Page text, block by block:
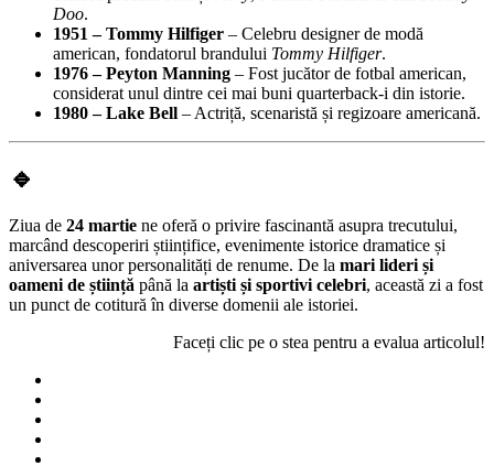
Doo.
1951 – Tommy Hilfiger – Celebru designer de modă
american, fondatorul brandului Tommy Hilfiger.
1976 – Peyton Manning – Fost jucător de fotbal american,
considerat unul dintre cei mai buni quarterback-i din istorie.
1980 – Lake Bell – Actriță, scenaristă și regizoare americană.
🔹
Ziua de 24 martie ne oferă o privire fascinantă asupra trecutului,
marcând descoperiri științifice, evenimente istorice dramatice și
aniversarea unor personalități de renume. De la mari lideri și
oameni de știință până la artiști și sportivi celebri, această zi a fost
un punct de cotitură în diverse domenii ale istoriei.
Faceți clic pe o stea pentru a evalua articolul!